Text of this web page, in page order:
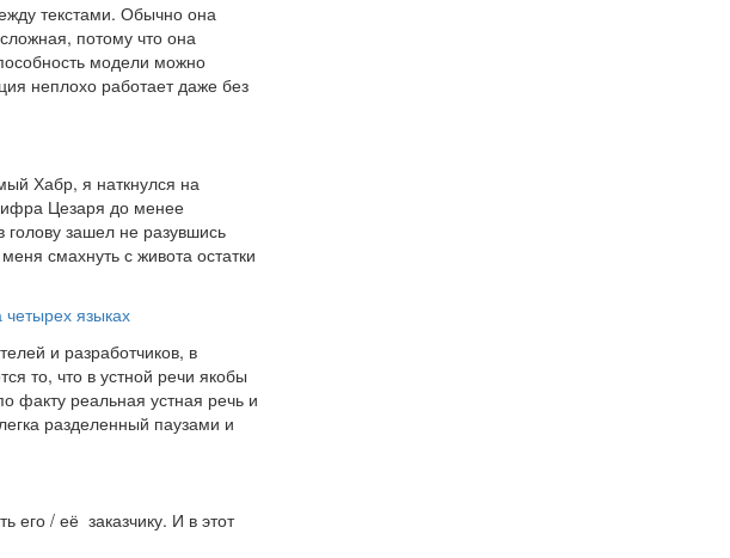
текстами. Обычно она
потому что она
модели можно
неплохо работает даже без
Хабр, я наткнулся на
Цезаря до менее
зашел не разувшись
смахнуть с живота остатки
языках
и разработчиков, в
то, что в устной речи якобы
факту реальная устная речь и
разделенный паузами и
его / её заказчику. И в этот